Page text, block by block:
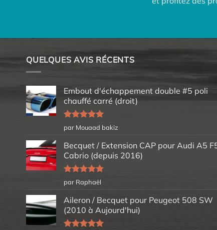
QUELQUES AVIS RÉCENTS
Embout d'échappement double #5 poli
chauffé carré (droit)
Note5sur
5
par Mouaad bakiz
Becquet / Extension CAP pour Audi A5
Cabrio (depuis 2016)
Note5sur
5
par Raphaël
Aileron / Becquet pour Peugeot 508 SW
(2010 à Aujourd'hui)